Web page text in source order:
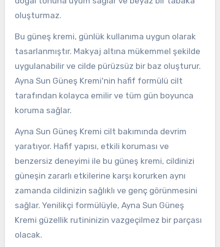
oluşturmaz.
Bu güneş kremi, günlük kullanıma uygun olarak
tasarlanmıştır. Makyaj altına mükemmel şekilde
uygulanabilir ve cilde pürüzsüz bir baz oluşturur.
Ayna Sun Güneş Kremi'nin hafif formülü cilt
tarafından kolayca emilir ve tüm gün boyunca
koruma sağlar.
Ayna Sun Güneş Kremi cilt bakımında devrim
yaratıyor. Hafif yapısı, etkili koruması ve
benzersiz deneyimi ile bu güneş kremi, cildinizi
güneşin zararlı etkilerine karşı korurken aynı
zamanda cildinizin sağlıklı ve genç görünmesini
sağlar. Yenilikçi formülüyle, Ayna Sun Güneş
Kremi güzellik rutininizin vazgeçilmez bir parçası
olacak.